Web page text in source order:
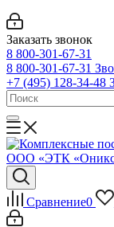
Заказать звонок
8 800-301-67-31
8 800-301-67-31
+7 (495) 128-34-48
Сравнение0